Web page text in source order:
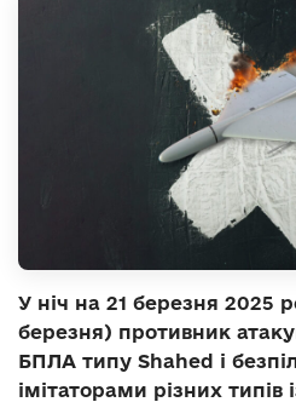
У ніч на 21 березня 2025
березня) противник
БПЛА типу Shahed і
імітаторами різних типів